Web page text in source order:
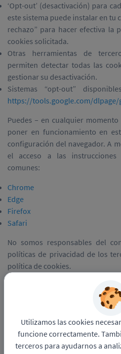
‘Opt-out’ (desactivación) para
este sistema puede instalar en tu
rechazo” para hacer efectiva la
cookies solicitada.
Otras herramientas de
permiten detectar todas las
gestionar su desactivación.
Sistemas “opt-out”
https://tools.google.com/
Puedes – en cualquier
poner en funcionamiento en
configuración del navegador. A
el acceso a las
comunes:
Chrome
Edge
Firefox
Safari
No somos responsables del
políticas de privacidad de los
política de cookies.
¿Cuándo se actualiza esta política
Podemos modificar esta Política
las obligaciones legales,
que nos apliquen o cuando
cambio que consideremos
política de cookies en este sitio
Utilizamos las cookies
funcione correctamente.
terceros para ayudarnos a